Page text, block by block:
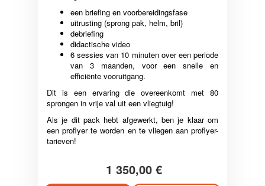
een briefing en voorbereidingsfase
uitrusting (sprong pak, helm, bril)
debriefing
didactische video
6 sessies van 10 minuten over een periode
van 3 maanden, voor een snelle en
efficiënte vooruitgang.
Dit is een ervaring die overeenkomt met 80
sprongen in vrije val uit een vliegtuig!
Als je dit pack hebt afgewerkt, ben je klaar om
een proflyer te worden en te vliegen aan proflyer-
tarieven!
1 350,00 €